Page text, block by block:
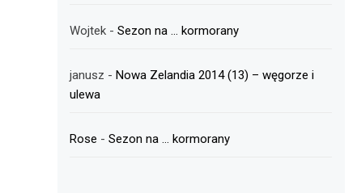
Wojtek -Sezon na … kormorany
janusz -Nowa Zelandia 2014 (13) – węgorze i
ulewa
Rose -Sezon na … kormorany